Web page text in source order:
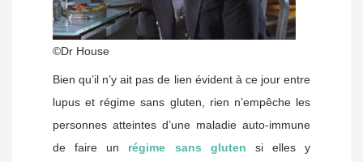
©Dr House
Bien qu’il n’y ait pas de lien évident à ce jour entre
lupus et régime sans gluten, rien n’empêche les
personnes atteintes d’une maladie auto-immune
de faire un régime sans gluten si elles y